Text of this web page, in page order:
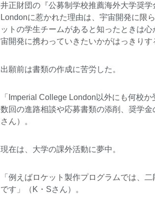
井正財団の『公募制学校推薦海外大学奨
Londonに惹かれた理由は、宇宙開発に限
ットの学生チームがあると知ったときは
宙開発に携わっていきたいかがはっきり
出願前は書類の作成に苦労した。
「Imperial College London以外にも何校
数回の進路相談や応募書類の添削、奨学
さん）。
現在は、大学の課外活動に夢中。
「例えばロケット製作プログラムでは、
です」（K・Sさん）。